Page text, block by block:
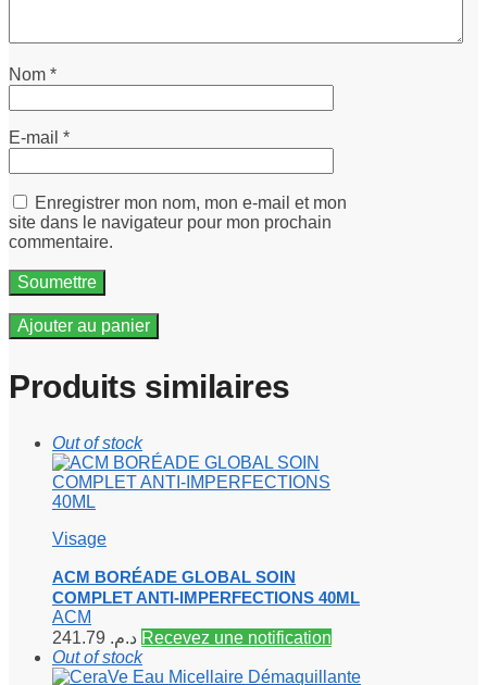
Nom *
E-mail *
Enregistrer mon nom, mon e-mail et mon
site dans le navigateur pour mon prochain
commentaire.
Ajouter au panier
Produits similaires
Out of stock
Visage
ACM BORÉADE GLOBAL SOIN
COMPLET ANTI-IMPERFECTIONS 40ML
ACM
د.م. Recevez une notification
Out of stock